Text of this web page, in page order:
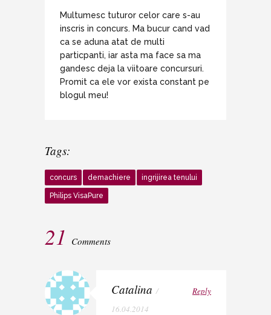
Multumesc tuturor celor care s-au
inscris in concurs. Ma bucur cand vad
ca se aduna atat de multi
particpanti, iar asta ma face sa ma
gandesc deja la viitoare concursuri.
Promit ca ele vor exista constant pe
blogul meu!
Tags:
concurs demachiere ingrijirea tenului
Philips VisaPure
21 Comments
Catalina /
16.04.2014
Reply